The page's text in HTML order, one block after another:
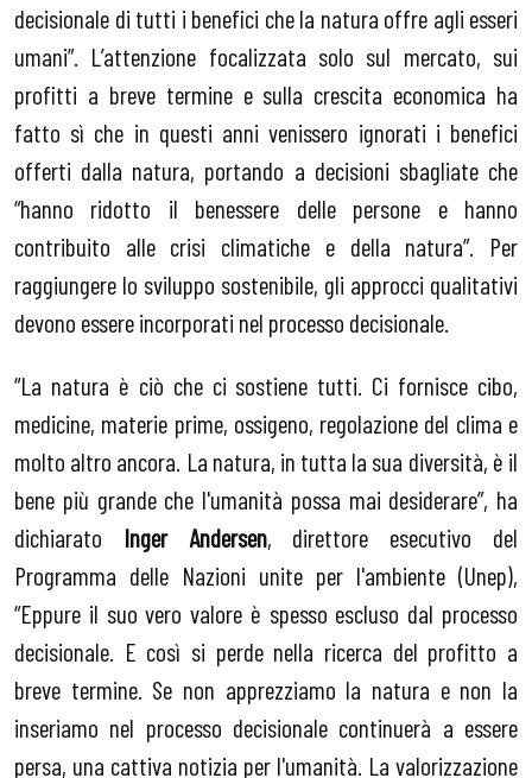
decisionale di tutti i benefici che la natura offre agli esseri
umani”. L’attenzione focalizzata solo sul mercato, sui
profitti a breve termine e sulla crescita economica ha
fatto sì che in questi anni venissero ignorati i benefici
offerti dalla natura, portando a decisioni sbagliate che
“hanno ridotto il benessere delle persone e hanno
contribuito alle crisi climatiche e della natura”. Per
raggiungere lo sviluppo sostenibile, gli approcci qualitativi
devono essere incorporati nel processo decisionale.
“La natura è ciò che ci sostiene tutti. Ci fornisce cibo,
medicine, materie prime, ossigeno, regolazione del clima e
molto altro ancora. La natura, in tutta la sua diversità, è il
bene più grande che l'umanità possa mai desiderare”, ha
dichiarato Inger Andersen, direttore esecutivo del
Programma delle Nazioni unite per l'ambiente (Unep),
“Eppure il suo vero valore è spesso escluso dal processo
decisionale. E così si perde nella ricerca del profitto a
breve termine. Se non apprezziamo la natura e non la
inseriamo nel processo decisionale continuerà a essere
persa, una cattiva notizia per l'umanità. La valorizzazione